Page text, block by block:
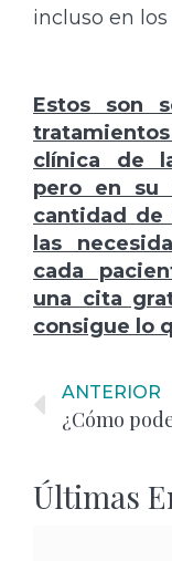
incluso en
Estos son
clínica de
pero en su
cantidad de
las
cada
una cita
consigue lo
ANTERIOR
Últimas